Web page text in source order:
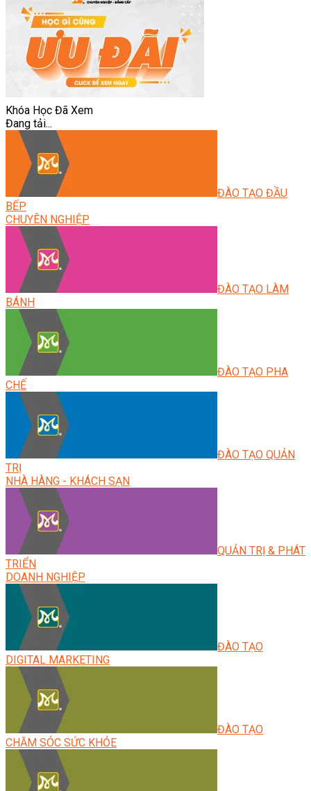
Khóa Học Đã Xem
Đang tải...
ĐÀO TẠO ĐẦU
BẾP
CHUYÊN NGHIỆP
ĐÀO TẠO LÀM
BÁNH
ĐÀO TẠO PHA
CHẾ
ĐÀO TẠO QUẢN
TRỊ
NHÀ HÀNG - KHÁCH SẠN
QUẢN TRỊ & PHÁT
TRIỂN
DOANH NGHIỆP
ĐÀO TẠO
DIGITAL MARKETING
ĐÀO TẠO
CHĂM SÓC SỨC KHỎE